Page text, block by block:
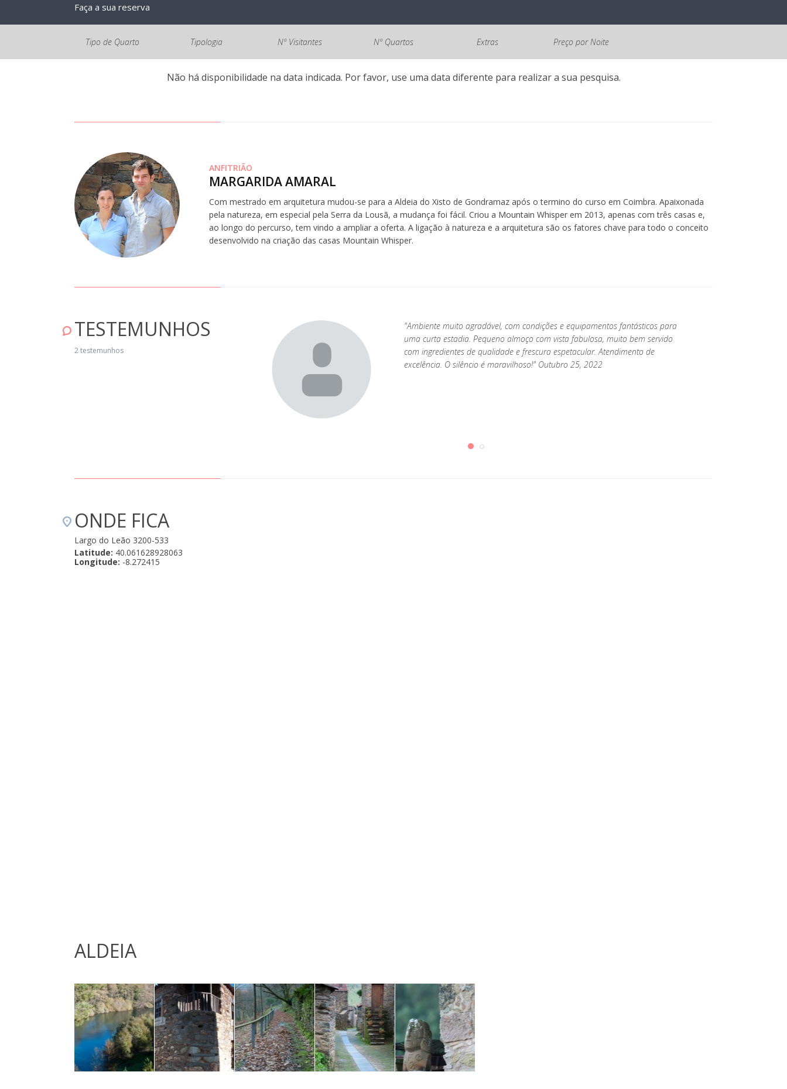
Faça a sua reserva
Tipo de Quarto Tipologia Nº Visitantes Nº Quartos Extras Preço por Noite
Não há disponibilidade na data indicada. Por favor, use uma data diferente para realizar a sua pesquisa.
ANFITRIÃO
MARGARIDA AMARAL
Com mestrado em arquitetura mudou-se para a Aldeia do Xisto de Gondramaz após o termino do curso em Coimbra. Apaixonada
pela natureza, em especial pela Serra da Lousã, a mudança foi fácil. Criou a Mountain Whisper em 2013, apenas com três casas e,
ao longo do percurso, tem vindo a ampliar a oferta. A ligação à natureza e a arquitetura são os fatores chave para todo o conceito
desenvolvido na criação das casas Mountain Whisper.
TESTEMUNHOS
2 testemunhos
é linda, organizada, super bem decorada! A cozinha tem tudo menos
Adoramos a casa, a aldeia e todas as pessoas. O staff foi sempre super
O pequeno almoço é personalizado, tendo preenchido um
"Ambiente muito agradável, com condições e equipamentos fantásticos para
uma curta estadia. Pequeno almoço com vista fabulosa, muito bem servido
com ingredientes de qualidade e frescura espetacular. Atendimento de
excelência. O silêncio é maravilhoso!" Outubro 25, 2022
ONDE FICA
Largo do Leão 3200-533
Latitude: 40.061628928063
Longitude: -8.272415
ALDEIA